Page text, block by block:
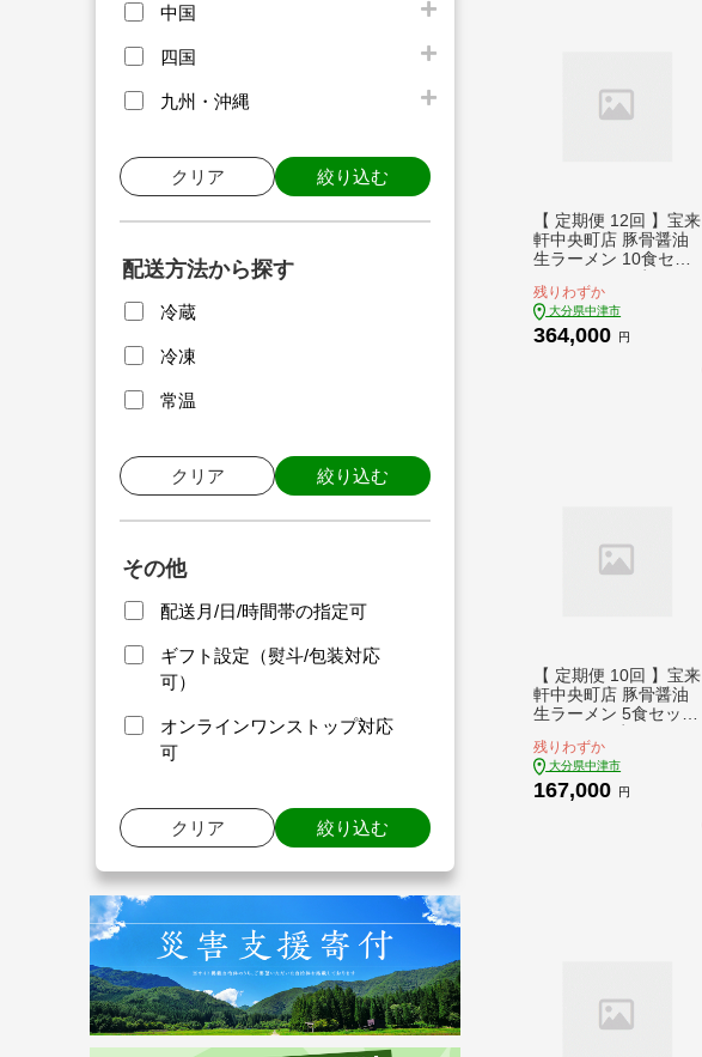
中国
四国
九州・沖縄
クリア 絞り込む
配送方法から探す
冷蔵
冷凍
常温
クリア 絞り込む
その他
配送月/日/時間帯の指定可
ギフト設定（熨斗/包装対応
可）
オンラインワンストップ対応
可
クリア 絞り込む
【 定期便 12回 】宝来
軒中央町店 豚骨醤油
生ラーメン 10食セッ
メン 豚骨 醤油 豚骨ラ
ーメン とんこつラー
メン 醤油ラーメン 自
残りわずか
大分県中津市
364,000 円
【 定期便 10回 】宝来
軒中央町店 豚骨醤油
生ラーメン 5食セット
豚骨 醤油 豚骨ラーメ
ン とんこつラーメン
醤油ラーメン 自家製
残りわずか
大分県中津市
167,000 円